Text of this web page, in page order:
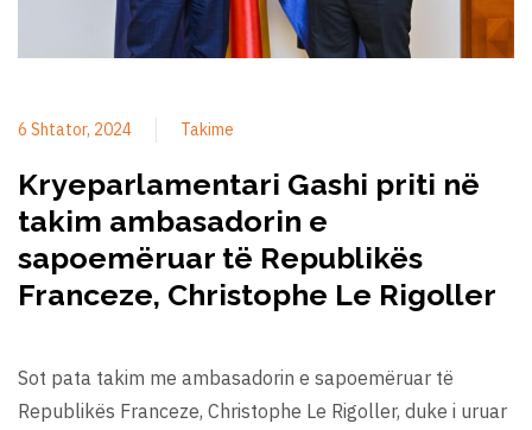
6 Shtator, 2024 Takime
Kryeparlamentari Gashi priti në
takim ambasadorin e
sapoemëruar të Republikës
Franceze, Christophe Le Rigoller
Sot pata takim me ambasadorin e sapoemëruar të
Republikës Franceze, Christophe Le Rigoller, duke i uruar